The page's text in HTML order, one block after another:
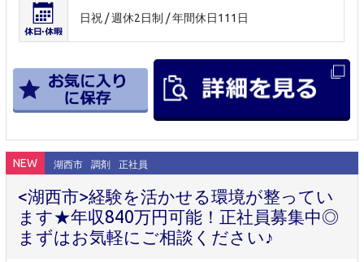
日祝 / 週休2日制 / 年間休日111日
NEW 湖西市 調剤 正社員
<湖西市>経験を活かせる環境が整ってい
ます★年収840万円可能！正社員募集中◎
まずはお気軽にご相談ください♪